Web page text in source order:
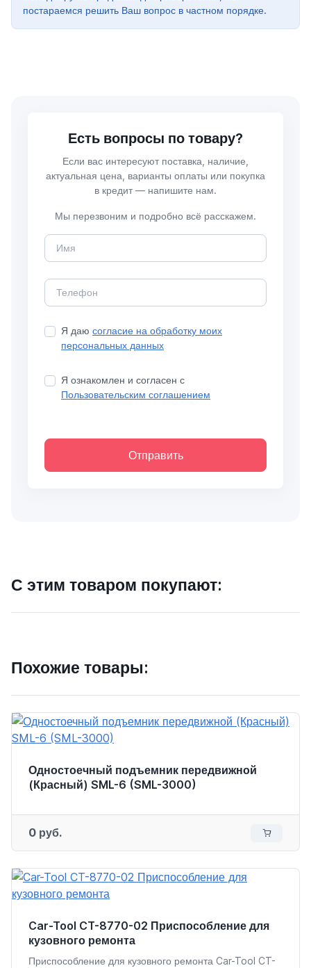
постараемся решить Ваш вопрос в частном порядке.
Есть вопросы по товару?
Если вас интересуют поставка, наличие,
актуальная цена, варианты оплаты или покупка
в кредит — напишите нам.
Мы перезвоним и подробно всё расскажем.
Я даю согласие на обработку моих
персональных данных
Я ознакомлен и согласен с
Пользовательским соглашением
Отправить
С этим товаром покупают:
Похожие товары:
Одностоечный подъемник передвижной
(Красный) SML-6 (SML-3000)
0 руб.
Car-Tool CT-8770-02 Приспособление для
кузовного ремонта
Приспособление для кузовного ремонта Car-Tool CT-